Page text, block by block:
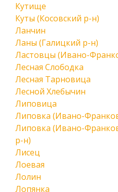
Кутище
Куты (Косовский р-н)
Ланчин
Ланы (Галицкий р-н)
Ластовцы (Ивано-
Лесная Слободка
Лесная Тарновица
Лесной Хлебычин
Липовица
Липовка (Ивано-
Липовка (Ивано-
р-н)
Лисец
Лоевая
Лолин
Лопянка